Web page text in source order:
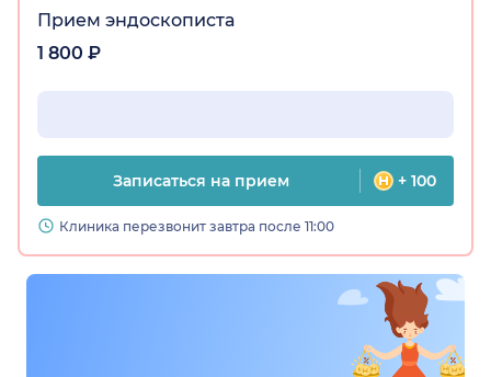
Прием эндоскописта
1 800 ₽
Записаться на прием + 100
Клиника перезвонит завтра после 11:00